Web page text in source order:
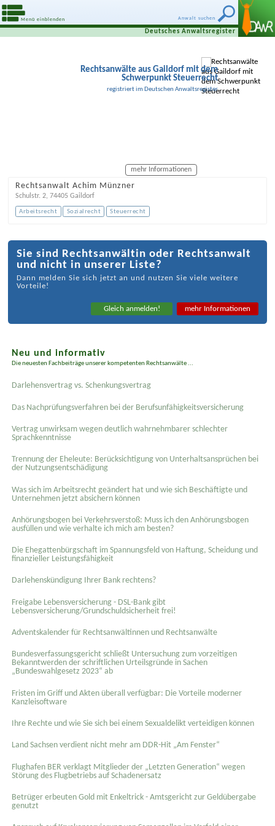
Anwalt suchen
Menü einblenden
Deutsches Anwaltsregister
Rechtsanwälte aus Gaildorf mit dem
Schwerpunkt Steuerrecht
registriert im Deutschen Anwaltsregister
mehr Informationen
Rechtsanwalt Achim Münzner
Schulstr. 2, 74405 Gaildorf
Arbeitsrecht Sozialrecht Steuerrecht
Sie sind Rechtsanwältin oder Rechtsanwalt
und nicht in unserer Liste?
Dann melden Sie sich jetzt an und nutzen Sie viele weitere
Vorteile!
Gleich anmelden! mehr Informationen
Neu und informativ
Die neuesten Fachbeiträge unserer kompetenten Rechtsanwälte ...
Darlehensvertrag vs. Schenkungsvertrag
Das Nachprüfungsverfahren bei der Berufsunfähigkeitsversicherung
Vertrag unwirksam wegen deutlich wahrnehmbarer schlechter
Sprachkenntnisse
Trennung der Eheleute: Berücksichtigung von Unterhaltsansprüchen bei
der Nutzungsentschädigung
Was sich im Arbeitsrecht geändert hat und wie sich Beschäftigte und
Unternehmen jetzt absichern können
Anhörungsbogen bei Verkehrsverstoß: Muss ich den Anhörungsbogen
ausfüllen und wie verhalte ich mich am besten?
Die Ehegattenbürgschaft im Spannungsfeld von Haftung, Scheidung und
finanzieller Leistungsfähigkeit
Darlehenskündigung Ihrer Bank rechtens?
Freigabe Lebensversicherung - DSL-Bank gibt
Lebensversicherung/Grundschuldsicherheit frei!
Adventskalender für Rechtsanwältinnen und Rechtsanwälte
Bundesverfassungsgericht schließt Untersuchung zum vorzeitigen
Bekanntwerden der schriftlichen Urteilsgründe in Sachen
„Bundeswahlgesetz 2023“ ab
Fristen im Griff und Akten überall verfügbar: Die Vorteile moderner
Kanzleisoftware
Ihre Rechte und wie Sie sich bei einem Sexual­delikt verteidigen können
Land Sachsen verdient nicht mehr am DDR-Hit „Am Fenster“
Flughafen BER verklagt Mitglieder der „Letzten Generation“ wegen
Störung des Flugbetriebs auf Schadenersatz
Betrüger erbeuten Gold mit Enkeltrick - Amtsgericht zur Geldübergabe
genutzt